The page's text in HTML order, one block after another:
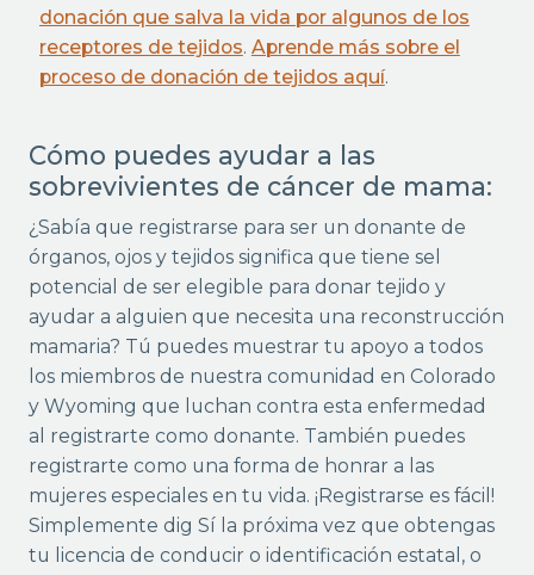
donación que salva la vida por algunos de los
receptores de tejidos. Aprende más sobre el
proceso de donación de tejidos aquí.
Cómo puedes ayudar a las
sobrevivientes de cáncer de mama:
¿Sabía que registrarse para ser un donante de
órganos, ojos y tejidos significa que tiene sel
potencial de ser elegible para donar tejido y
ayudar a alguien que necesita una reconstrucción
mamaria? Tú puedes muestrar tu apoyo a todos
los miembros de nuestra comunidad en Colorado
y Wyoming que luchan contra esta enfermedad
al registrarte como donante. También puedes
registrarte como una forma de honrar a las
mujeres especiales en tu vida. ¡Registrarse es fácil!
Simplemente dig Sí la próxima vez que obtengas
tu licencia de conducir o identificación estatal, o